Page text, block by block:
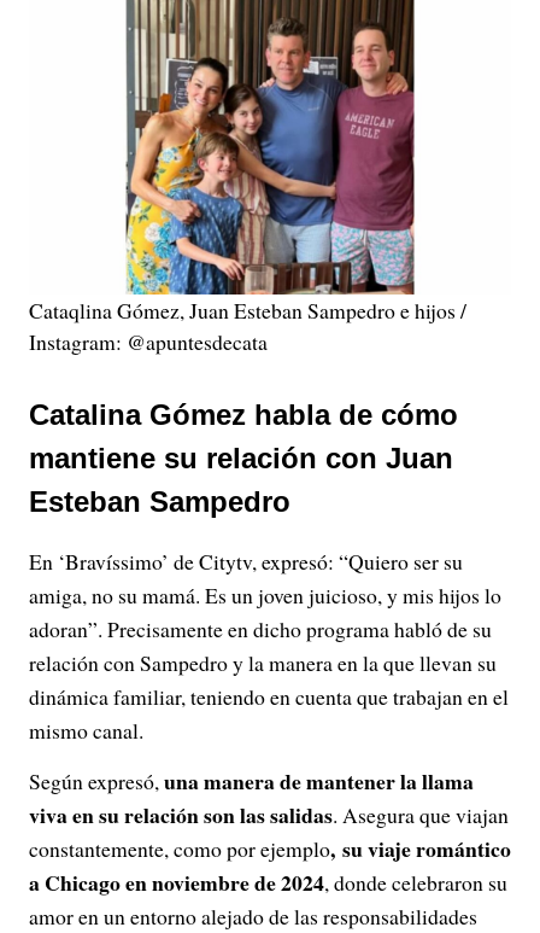
Cataqlina Gómez, Juan Esteban Sampedro e hijos /
Instagram: @apuntesdecata
Catalina Gómez habla de cómo
mantiene su relación con Juan
Esteban Sampedro
En ‘Bravíssimo’ de Citytv, expresó: “Quiero ser su
amiga, no su mamá. Es un joven juicioso, y mis hijos lo
adoran”. Precisamente en dicho programa habló de su
relación con Sampedro y la manera en la que llevan su
dinámica familiar, teniendo en cuenta que trabajan en el
mismo canal.
Según expresó, una manera de mantener la llama
viva en su relación son las salidas. Asegura que viajan
constantemente, como por ejemplo, su viaje romántico
a Chicago en noviembre de 2024, donde celebraron su
amor en un entorno alejado de las responsabilidades